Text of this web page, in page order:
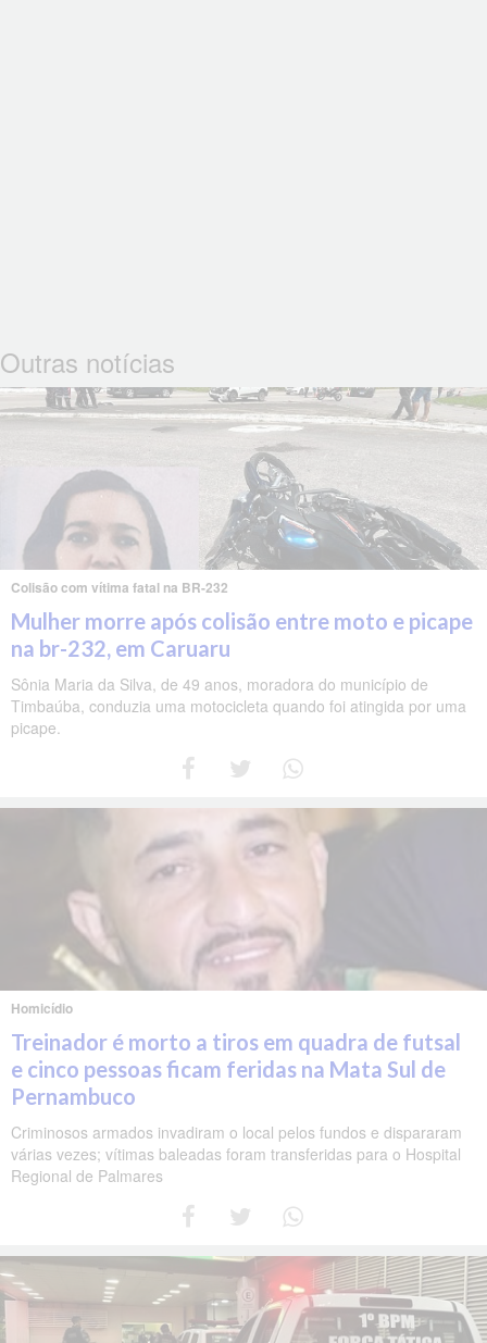
Outras notícias
Colisão com vítima fatal na BR-232
Mulher morre após colisão entre moto e picape
na br-232, em Caruaru
Sônia Maria da Silva, de 49 anos, moradora do município de
Timbaúba, conduzia uma motocicleta quando foi atingida por uma
picape.
Homicídio
Treinador é morto a tiros em quadra de futsal
e cinco pessoas ficam feridas na Mata Sul de
Pernambuco
Criminosos armados invadiram o local pelos fundos e dispararam
várias vezes; vítimas baleadas foram transferidas para o Hospital
Regional de Palmares